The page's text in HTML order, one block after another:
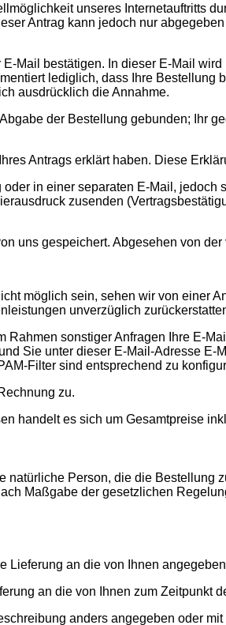
unseres Internetauftritts
Antrag kann jedoch nur
Mail bestätigen. In dieser E-Mail
lediglich, dass Ihre
ausdrücklich die Annahme.
der Bestellung gebunden; Ihr
Antrags erklärt haben. Diese
in einer separaten E-Mail,
zusenden
uns gespeichert. Abgesehen von
möglich sein, sehen wir von einer
unverzüglich
sonstiger Anfragen Ihre E-
Sie unter dieser E-Mail-Adresse
Filter sind entsprechend zu
zu.
handelt es sich um Gesamtpreise
natürliche Person, die die
Maßgabe der gesetzlichen
Lieferung an die von Ihnen
an die von Ihnen zum Zeitpunkt
anders angegeben oder